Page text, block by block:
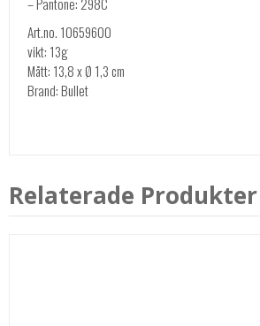
Art.no. 10659600
vikt: 13g
Mått: 13,8 x Ø 1,3 cm
Brand: Bullet
Relaterade Produkter